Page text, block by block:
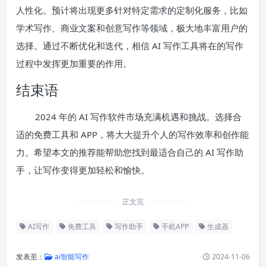
人性化。预计将出现更多针对特定需求的定制化服务，比如
学术写作、商业文案和创意写作等领域，极大地丰富用户的
选择。通过不断优化和迭代，相信 AI 写作工具将在的写作
过程中发挥更加重要的作用。
结束语
2024 年的 AI 写作软件市场充满机遇和挑战。选择合
适的免费工具和 APP，将大大提升个人的写作效率和创作能
力。希望本文的推荐能帮助您找到最适合自己的 AI 写作助
手，让写作变得更加轻松和愉快。
正文完
AI写作 免费工具 写作助手 手机APP 生成器
发表至： ai智能写作 2024-11-06